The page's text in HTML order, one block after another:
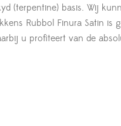
(terpentine) basis. Wij
Rubbol Finura Satin is
u profiteert van de